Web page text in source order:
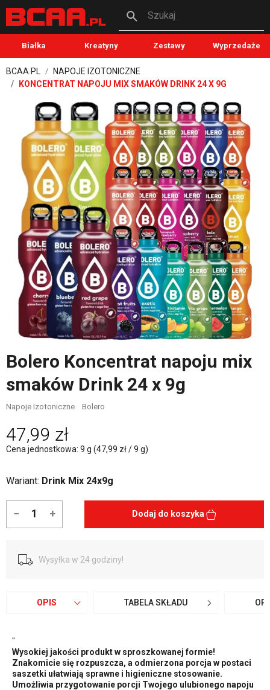
Szukaj
Białka Kreatyny Zestawy Wyprzedaże
BCAA.PL
NAPOJE IZOTONICZNE
KONCENTRAT NAPOJU MIX SMAKÓW DRINK 24 X 9G
Bolero Koncentrat napoju mix
smaków Drink 24 x 9g
Napoje Izotoniczne Bolero
47,99 zł
Cena jednostkowa: 9 g (47,99 zł / 9 g)
Wariant: Drink Mix 24x9g
− + Dodaj do koszyka
Wysyłka w 24 godziny!
OPIS TABELA SKŁADU
"
Wysokiej jakości produkt w sproszkowanej formie!
Znakomicie się rozpuszcza, a odmierzona porcja w postaci
saszetki ułatwiają sprawne i higieniczne stosowanie.
Umożliwia przygotowanie porcji Twojego ulubionego napoju